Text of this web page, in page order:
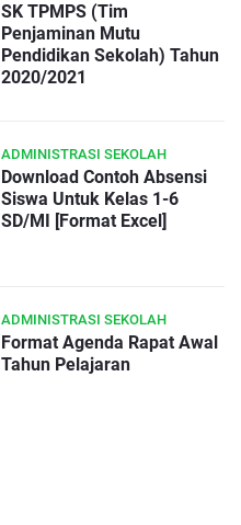
SK TPMPS (Tim
Penjaminan Mutu
Pendidikan Sekolah) Tahun
2020/2021
ADMINISTRASI SEKOLAH
Download Contoh Absensi
Siswa Untuk Kelas 1-6
SD/MI [Format Excel]
ADMINISTRASI SEKOLAH
Format Agenda Rapat Awal
Tahun Pelajaran